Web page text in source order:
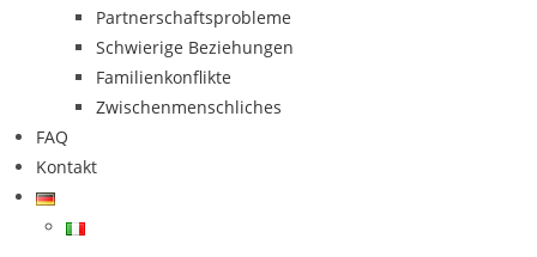
Partnerschaftsprobleme
Schwierige Beziehungen
Familienkonflikte
Zwischenmenschliches
FAQ
Kontakt